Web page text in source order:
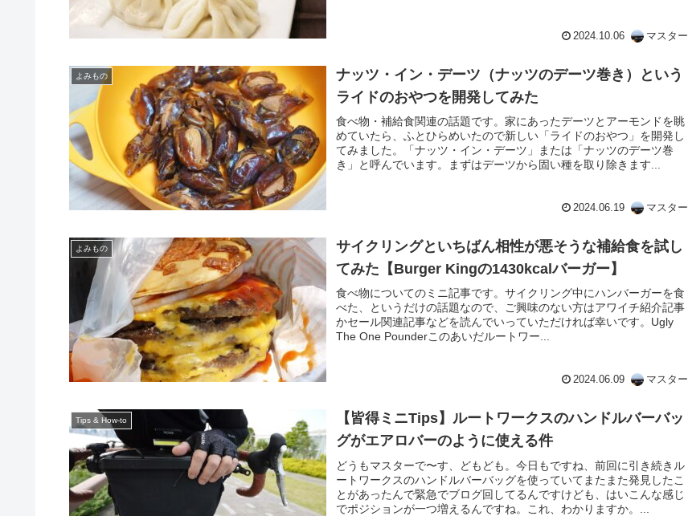
2024.10.06 マスター
よみもの
ナッツ・イン・デーツ（ナッツのデーツ巻き）という
ライドのおやつを開発してみた
食べ物・補給食関連の話題です。家にあったデーツとアーモンドを眺
めていたら、ふとひらめいたので新しい「ライドのおやつ」を開発し
てみました。「ナッツ・イン・デーツ」または「ナッツのデーツ巻
き」と呼んでいます。まずはデーツから固い種を取り除きます...
2024.06.19 マスター
よみもの
サイクリングといちばん相性が悪そうな補給食を試し
てみた【Burger Kingの1430kcalバーガー】
食べ物についてのミニ記事です。サイクリング中にハンバーガーを食
べた、というだけの話題なので、ご興味のない方はアワイチ紹介記事
かセール関連記事などを読んでいっていただければ幸いです。Ugly
The One Pounderこのあいだルートワー...
2024.06.09 マスター
Tips & How-to
【皆得ミニTips】ルートワークスのハンドルバーバッ
グがエアロバーのように使える件
どうもマスターで〜す、どもども。今日もですね、前回に引き続きル
ートワークスのハンドルバーバッグを使っていてまたまた発見したこ
とがあったんで緊急でブログ回してるんですけども、はいこんな感じ
でポジションが一つ増えるんですね。これ、わかりますか。...